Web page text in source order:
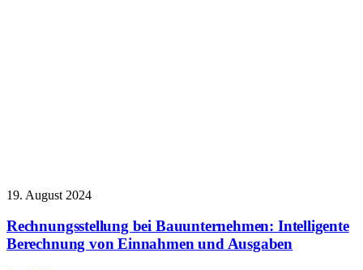
19. August 2024
Rechnungsstellung bei Bauunternehmen: Intelligente
Berechnung von Einnahmen und Ausgaben